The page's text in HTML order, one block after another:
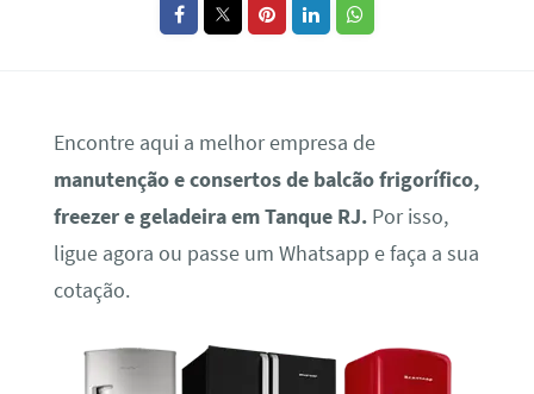
Encontre aqui a melhor empresa de
manutenção e consertos de balcão frigorífico,
freezer e geladeira em Tanque RJ.Por isso,
ligue agora ou passe um Whatsapp e faça a sua
cotação.